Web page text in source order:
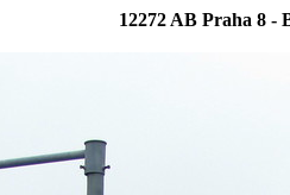
12272 AB Praha 8 -